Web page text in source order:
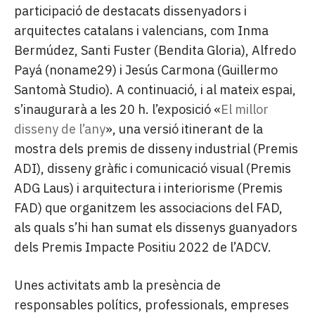
participació de destacats dissenyadors i
arquitectes catalans i valencians, com Inma
Bermúdez, Santi Fuster (Bendita Gloria), Alfredo
Payá (noname29) i Jesús Carmona (Guillermo
Santomà Studio). A continuació, i al mateix espai,
s’inaugurarà a les 20 h. l’exposició «El millor
disseny de l’any», una versió itinerant de la
mostra dels premis de disseny industrial (Premis
ADI), disseny gràfic i comunicació visual (Premis
ADG Laus) i arquitectura i interiorisme (Premis
FAD) que organitzem les associacions del FAD,
als quals s’hi han sumat els dissenys guanyadors
dels Premis Impacte Positiu 2022 de l’ADCV.
Unes activitats amb la presència de
responsables polítics, professionals, empreses